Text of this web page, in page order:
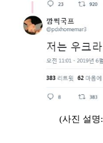
(사진 설명: